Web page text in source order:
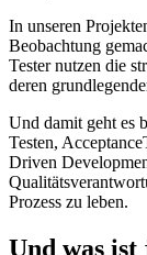
In unseren
Beobachtung
Tester nutzen die
deren
Und damit geht es
Testen,
Driven
Prozess zu leben.
Und was ist